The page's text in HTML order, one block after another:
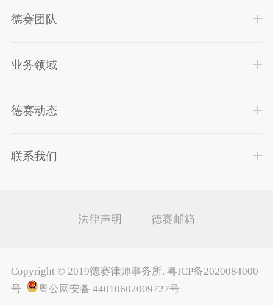
德赛团队
业务领域
德赛动态
联系我们
法律声明 德赛邮箱
Copyright © 2019德赛律师事务所. 粤ICP备2020084000
号
粤公网安备 44010602009727号